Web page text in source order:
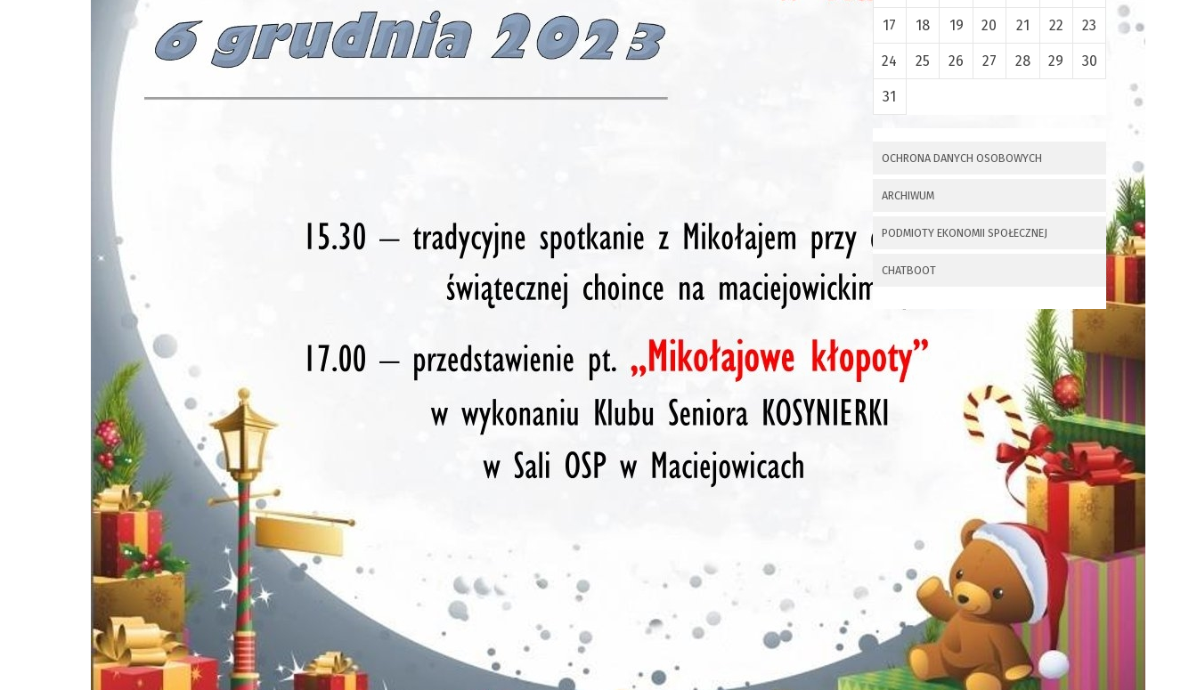
17 18 19 20 21 22 23
24 25 26 27 28 29 30
31
Bitwy pod
Invalid date
Zaproszenie na spotkanie
informacyjne 28.09.2021 r.
Invalid date
ZAPROSZENIE NA
XXIX Konkurs Kapel
i Śpiewaków
Ludowych Regionów
Nadwiślańskich
OCHRONA DANYCH OSOBOWYCH
ARCHIWUM
PODMIOTY EKONOMII SPOŁECZNEJ
CHATBOOT